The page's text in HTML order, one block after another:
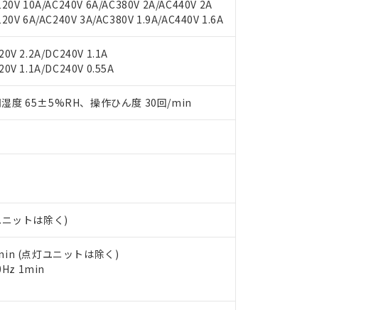
10A/AC240V 6A/AC380V 2A/AC440V 2A
6A/AC240V 3A/AC380V 1.9A/AC440V 1.6A
2.2A/DC240V 1.1A
1.1A/DC240V 0.55A
度 65±5%RH、操作ひん度 30回/min
ットは除く)
(点灯ユニットは除く)
1min
当社販売拠点は「販売ネットワーク
」をご確認ください。
を当社の事前の承諾なく第三者に漏洩または開示しないようお願いしま
作成サービス）をご利用いただくには、I-Webメンバーズにご登録され
当社にご登録された部品リストについて、当社および当社の共同利用者
関するお客様との取引・商談に必要な範囲で利用することをご了承くだ
り、予定月が前後することがあります。
ド
ドすることができます。
）
証明するもので、過去に遡って非含有を証明するものではありません。
テル類４物質の対応では、対応完了までの期間は出荷製品に未対応品が
を完了していることから、特段のことがない限り、2022年1月12日よ
べてが基準値以下であることを示します。
て有害物質が外部に漏えいし、環境に深刻な影響を及ぼさない年数を意
売に係わる関係者が違法に輸出するおそれがある場合は、取り引きをい
合意する キャンセル
況については、お客様のお取引先、またはお客様担当のオムロン制御
員にご確認ください)
庫状況の情報を公開していない機種